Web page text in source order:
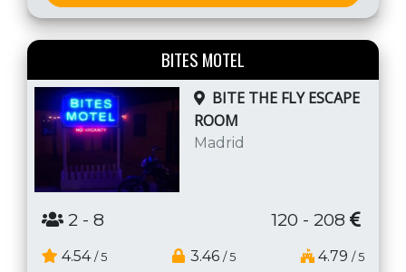
BITES MOTEL
BITE THE FLY ESCAPE
ROOM
Madrid
2 - 8 120 - 208
4.54 / 5 3.46 / 5 4.79 / 5